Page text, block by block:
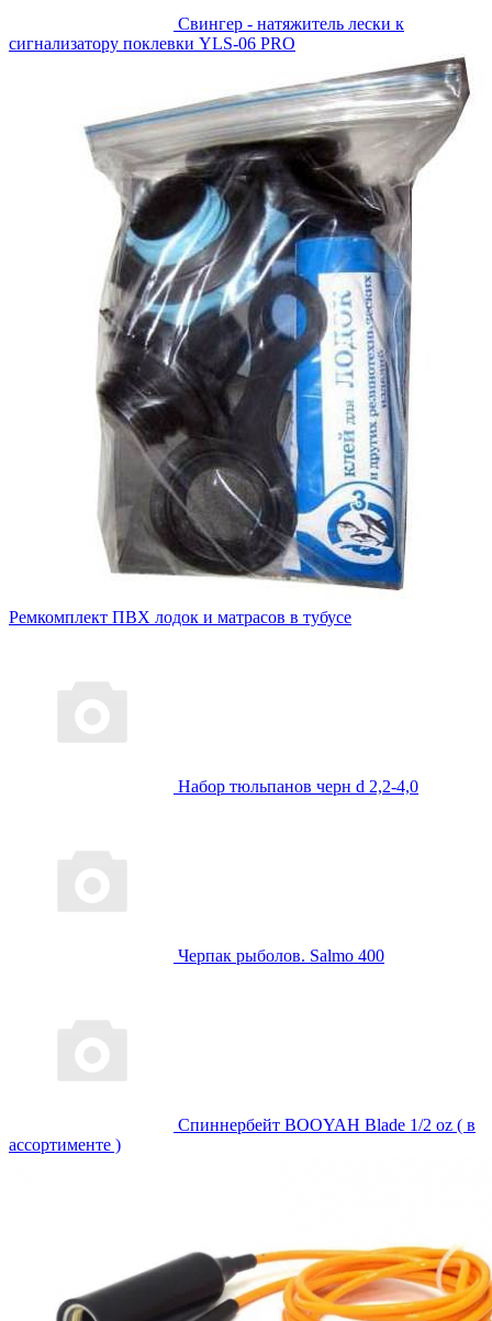
Свингер - натяжитель лески к
сигнализатору поклевки YLS-06 PRO
Ремкомплект ПВХ лодок и матрасов в тубусе
Набор тюльпанов черн d 2,2-4,0
Черпак рыболов. Salmo 400
Спиннербейт BOOYAH Blade 1/2 oz ( в
ассортименте )